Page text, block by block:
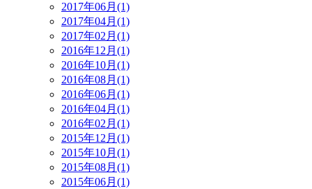
2017年06月(1)
2017年04月(1)
2017年02月(1)
2016年12月(1)
2016年10月(1)
2016年08月(1)
2016年06月(1)
2016年04月(1)
2016年02月(1)
2015年12月(1)
2015年10月(1)
2015年08月(1)
2015年06月(1)